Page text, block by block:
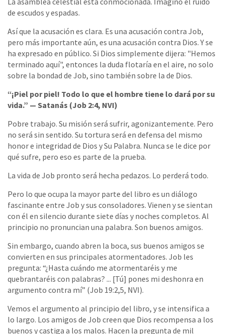
de escudos y espadas.
Así que la acusación es clara. Es una acusación contra Job,
pero más importante aún, es una acusación contra Dios. Y se
ha expresado en público. Si Dios simplemente dijera: "Hemos
terminado aquí", entonces la duda flotaría en el aire, no solo
sobre la bondad de Job, sino también sobre la de Dios.
“¡Piel por piel! Todo lo que el hombre tiene lo dará por su
vida.” — Satanás (Job 2:4, NVI)
Pobre trabajo. Su misión será sufrir, agonizantemente. Pero
no será sin sentido. Su tortura será en defensa del mismo
honor e integridad de Dios y Su Palabra. Nunca se le dice por
qué sufre, pero eso es parte de la prueba.
La vida de Job pronto será hecha pedazos. Lo perderá todo.
Pero lo que ocupa la mayor parte del libro es un diálogo
fascinante entre Job y sus consoladores. Vienen y se sientan
con él en silencio durante siete días y noches completos. Al
principio no pronuncian una palabra. Son buenos amigos.
Sin embargo, cuando abren la boca, sus buenos amigos se
convierten en sus principales atormentadores. Job les
pregunta: “¿Hasta cuándo me atormentaréis y me
quebrantaréis con palabras? ... [Tú] pones mi deshonra en
argumento contra mí” (Job 19:2,5, NVI).
Vemos el argumento al principio del libro, y se intensifica a
lo largo. Los amigos de Job creen que Dios recompensa a los
buenos y castiga a los malos. Hacen la pregunta de mil